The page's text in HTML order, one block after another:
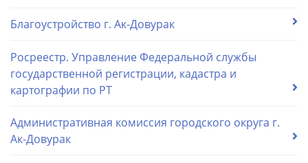
Благоустройство г. Ак-Довурак
Росреестр. Управление Федеральной службы
государственной регистрации, кадастра и
картографии по РТ
Административная комиссия городского округа г.
Ак-Довурак